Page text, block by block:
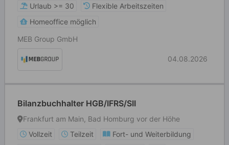
Urlaub >= 30
Flexible Arbeitszeiten
Homeoffice möglich
MEB Group GmbH
04.08.2026
Bilanzbuchhalter HGB/IFRS/SII
Frankfurt am Main, Bad Homburg vor der Höhe
Vollzeit
Teilzeit
Fort- und Weiterbildung